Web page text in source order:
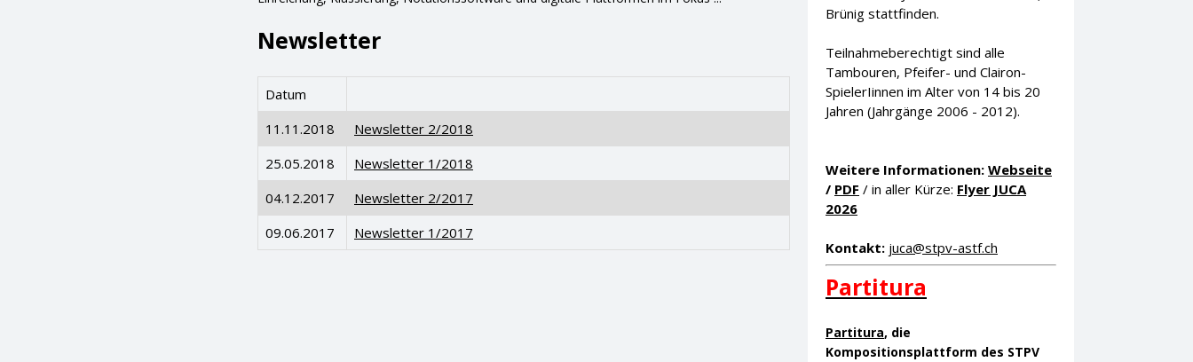
Newsletter
Datum
11.11.2018
Newsletter 2/2018
25.05.2018
Newsletter 1/2018
04.12.2017
Newsletter 2/2017
09.06.2017
Newsletter 1/2017
Brünig stattfinden.
Teilnahmeberechtigt sind alle
Tambouren, Pfeifer- und Clairon-
SpielerIinnen im Alter von 14 bis 20
Jahren (Jahrgänge 2006 - 2012).
Weitere Informationen: Webseite
/ PDF / in aller Kürze: Flyer JUCA
2026
Kontakt: juca@stpv-astf.ch
Partitura
Partitura, die
Kompositionsplattform des STPV